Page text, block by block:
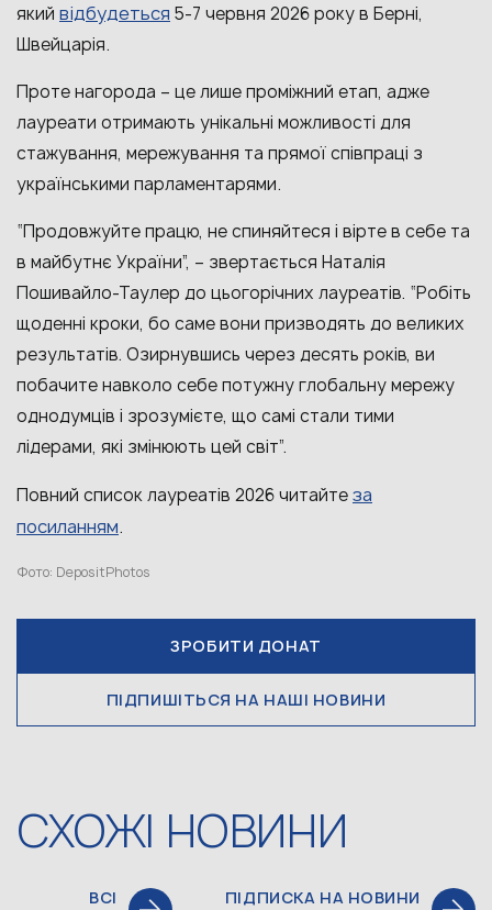
який відбудеться 5-7 червня 2026 року в Берні,
Швейцарія.
Проте нагорода – це лише проміжний етап, адже
лауреати отримають унікальні можливості для
стажування, мережування та прямої співпраці з
українськими парламентарями.
“Продовжуйте працю, не спиняйтеся і вірте в себе та
в майбутнє України”, – звертається Наталія
Пошивайло-Таулер до цьогорічних лауреатів. “Робіть
щоденні кроки, бо саме вони призводять до великих
результатів. Озирнувшись через десять років, ви
побачите навколо себе потужну глобальну мережу
однодумців і зрозумієте, що самі стали тими
лідерами, які змінюють цей світ”.
Повний список лауреатів 2026 читайтеза
посиланням.
Фото: DepositPhotos
ЗРОБИТИ ДОНАТ
ПІДПИШІТЬСЯ НА НАШІ НОВИНИ
СХОЖІ НОВИНИ
ВСІ
ПІДПИСКА НА НОВИНИ